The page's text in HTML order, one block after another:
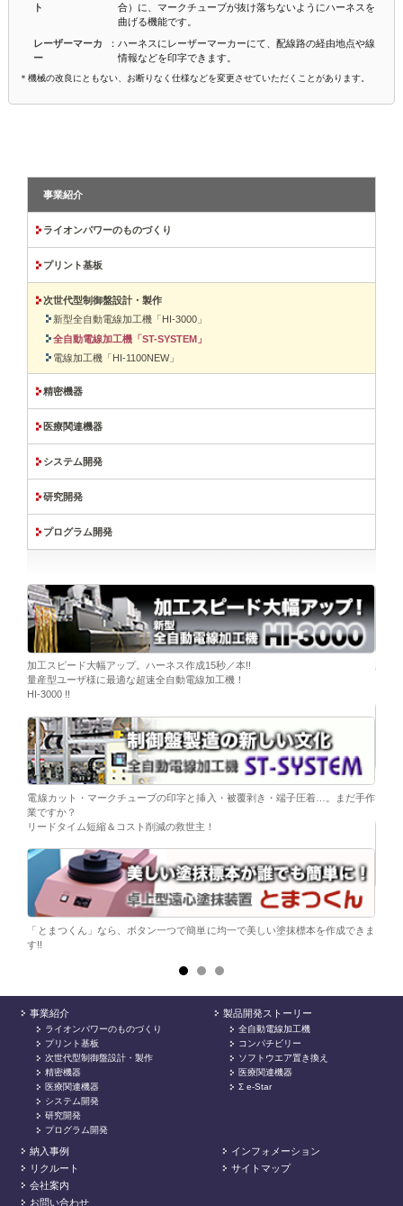
ト
合）に、マークチューブが抜け落ちないようにハーネスを
曲げる機能です。
レーザーマーカ
ー
：ハーネスにレーザーマーカーにて、配線路の経由地点や線
情報などを印字できます。
＊機械の改良にともない、お断りなく仕様などを変更させていただくことがあります。
事業紹介
ライオンパワーのものづくり
プリント基板
次世代型制御盤設計・製作
新型全自動電線加工機「HI-3000」
全自動電線加工機「ST-SYSTEM」
電線加工機「HI-1100NEW」
精密機器
医療関連機器
システム開発
研究開発
プログラム開発
ブ挿
載。
加工スピード大幅アップ。ハーネス作成15秒／本!!
量産型ユーザ様に最適な超速全自動電線加工機！
HI-3000 !!
電線カット・マークチューブの印字と挿入・被覆剥き・端子圧着…。まだ手作
業ですか？
リードタイム短縮＆コスト削減の救世主！
「とまつくん」なら、ボタン一つで簡単に均一で美しい塗抹標本を作成できま
す!!
染色
事業紹介
ライオンパワーのものづくり
プリント基板
次世代型制御盤設計・製作
精密機器
医療関連機器
システム開発
研究開発
プログラム開発
製品開発ストーリー
全自動電線加工機
コンパチビリー
ソフトウエア置き換え
医療関連機器
Σ e-Star
納入事例
リクルート
会社案内
お問い合わせ
インフォメーション
サイトマップ